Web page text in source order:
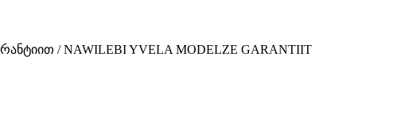
/ NAWILEBI YVELA MODELZE GARANTIIT